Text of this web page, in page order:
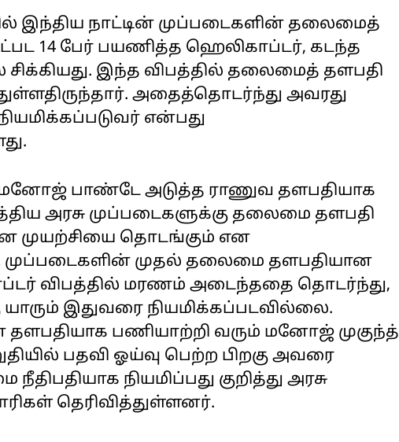
இந்திய நாட்டின் முப்படைகளின் தலைமைத்
14 பேர் பயணித்த ஹெலிகாப்டர், கடந்த
சிக்கியது. இந்த விபத்தில் தலைமைத் தளபதி
அதைத்தொடர்ந்து அவரது
என்பது
பாண்டே அடுத்த ராணுவ தளபதியாக
அரசு முப்படைகளுக்கு தலைமை தளபதி
முயற்சியை தொடங்கும் என
முப்படைகளின் முதல் தலைமை தளபதியான
விபத்தில் மரணம் அடைந்ததை தொடர்ந்து,
யாரும் இதுவரை நியமிக்கப்படவில்லை.
பணியாற்றி வரும் மனோஜ் முகுந்த்
பதவி ஓய்வு பெற்ற பிறகு அவரை
நியமிப்பது குறித்து அரசு
தெரிவித்துள்ளனர்.